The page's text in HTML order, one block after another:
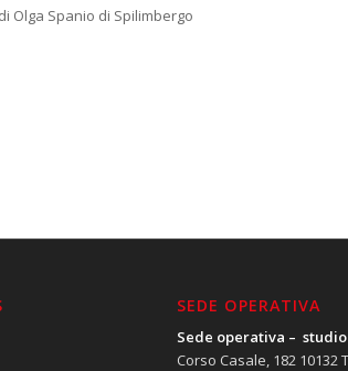
Olga Spanio di Spilimbergo
SEDE OPERATIVA
Sede operativa –
Corso Casale, 182 10132